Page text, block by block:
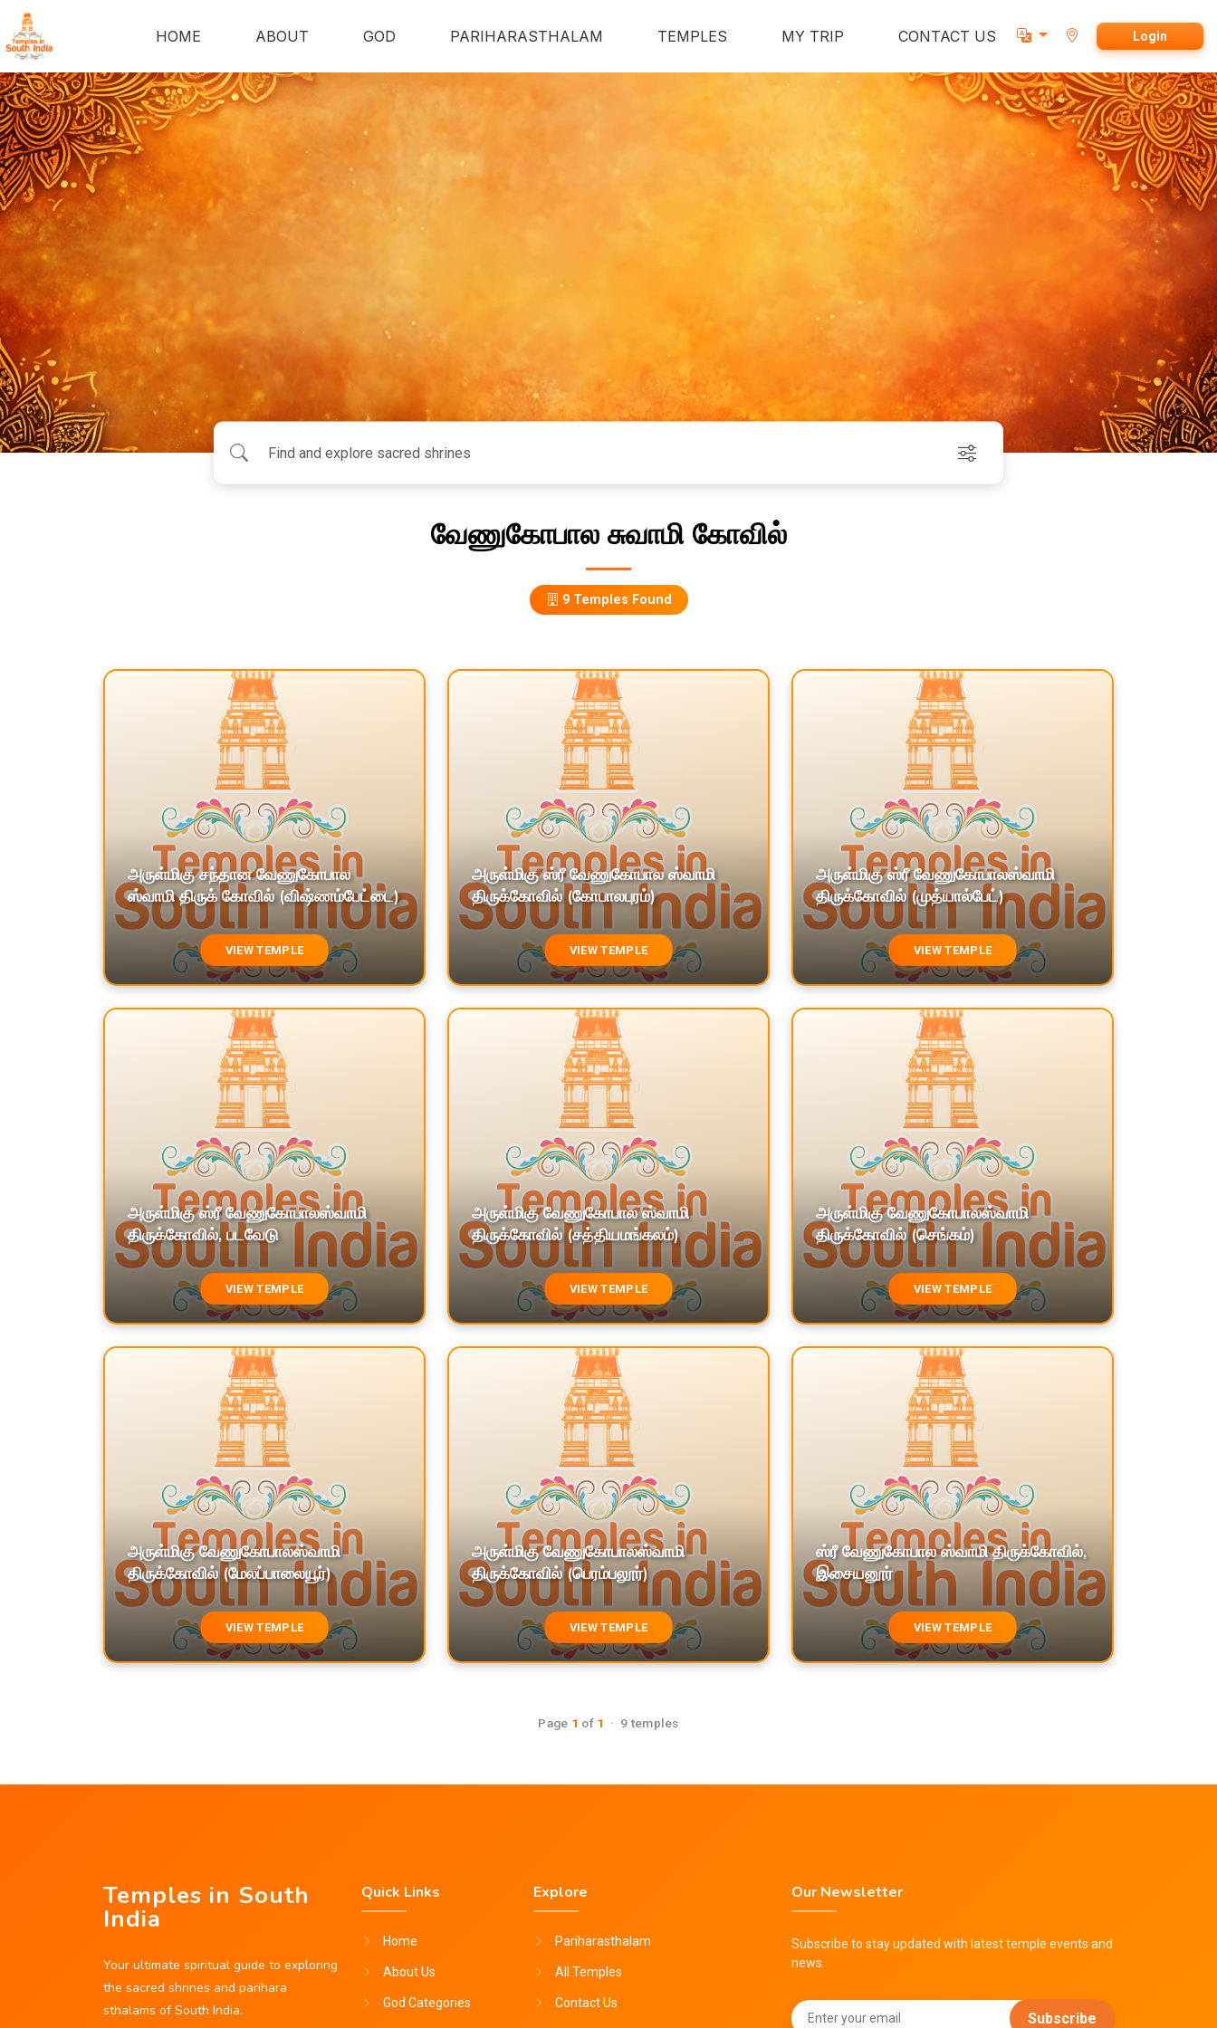
HOME ABOUT GOD PARIHARASTHALAM TEMPLES MY TRIP CONTACT US Login
வேணுகோபால சுவாமி கோவில்
9 Temples Found
அருள்மிகு சந்தான வேணுகோபால
ஸ்வாமி திருக் கோவில் (விஷ்ணம்பேட்டை)
VIEW TEMPLE
அருள்மிகு ஸ்ரீ வேணுகோபால ஸ்வாமி
திருக்கோவில் (கோபாலபுரம்)
VIEW TEMPLE
அருள்மிகு ஸ்ரீ வேணுகோபாலஸ்வாமி
திருக்கோவில் (முத்யால்பேட்)
VIEW TEMPLE
அருள்மிகு ஸ்ரீ வேணுகோபாலஸ்வாமி
திருக்கோவில், படவேடு
VIEW TEMPLE
அருள்மிகு வேணுகோபால ஸ்வாமி
திருக்கோவில் (சத்தியமங்கலம்)
VIEW TEMPLE
அருள்மிகு வேணுகோபாலஸ்வாமி
திருக்கோவில் (செங்கம்)
VIEW TEMPLE
அருள்மிகு வேணுகோபாலஸ்வாமி
திருக்கோவில் (மேலப்பாலையூர்)
VIEW TEMPLE
அருள்மிகு வேணுகோபாலஸ்வாமி
திருக்கோவில் (பெரம்பலூர்)
VIEW TEMPLE
ஸ்ரீ வேணுகோபால ஸ்வாமி திருக்கோவில்,
இசையனூர்
VIEW TEMPLE
Page 1 of 1 · 9 temples
Temples in South
India
Your ultimate spiritual guide to exploring
the sacred shrines and parihara
sthalams of South India.
Quick Links
Home
About Us
God Categories
Explore
Pariharasthalam
All Temples
Contact Us
Our Newsletter
Subscribe to stay updated with latest temple events and
news.